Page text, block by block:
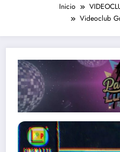
Inicio
Videoclub